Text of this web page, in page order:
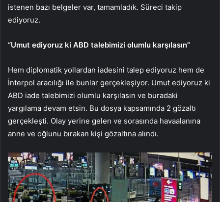
istenen bazı belgeler var, tamamladık. Süreci takip
ediyoruz.
“Umut ediyoruz ki ABD talebimizi olumlu karşılasın”
Hem diplomatik yollardan iadesini talep ediyoruz hem de
İnterpol aracılığı ile bunlar gerçekleşiyor. Umut ediyoruz ki
ABD iade talebimizi olumlu karşılasın ve buradaki
yargılama devam etsin. Bu dosya kapsamında 2 gözaltı
gerçekleşti. Olay yerine gelen ve sorasında havaalanına
anne ve oğlunu bırakan kişi gözaltına alındı.